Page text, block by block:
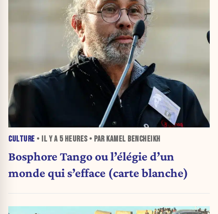
CULTURE • IL Y A 5 HEURES• PAR KAMEL BENCHEIKH
Bosphore Tango ou l’élégie d’un
monde qui s’efface (carte blanche)